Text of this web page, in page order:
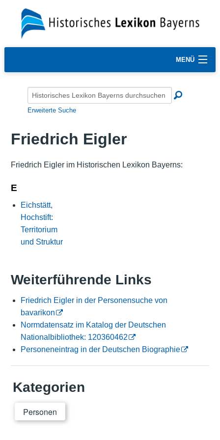
MENÜ
Erweiterte Suche
Friedrich Eigler
Friedrich Eigler im Historischen Lexikon Bayerns:
E
Eichstätt,
Hochstift:
Territorium
und Struktur
Weiterführende Links
Friedrich Eigler in der Personensuche von
bavarikon
Normdatensatz im Katalog der Deutschen
Nationalbibliothek: 120360462
Personeneintrag in der Deutschen Biographie
Kategorien
Personen